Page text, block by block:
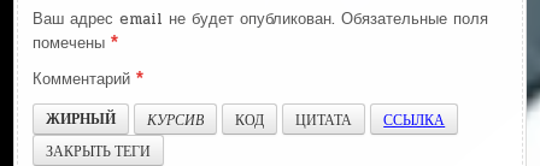
Ваш адрес email не будет опубликован. Обязательные поля
помечены*
Комментарий*
ЖИРНЫЙ
КУРСИВ КОД ЦИТАТА
ССЫЛКА
ЗАКРЫТЬ ТЕГИ